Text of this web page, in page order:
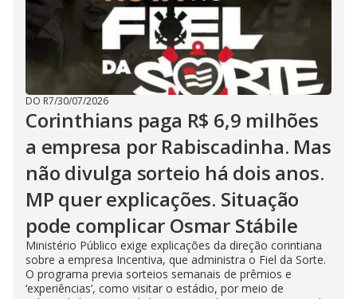
DO R7/30/07/2026
Corinthians paga R$ 6,9 milhões
a empresa por Rabiscadinha. Mas
não divulga sorteio há dois anos.
MP quer explicações. Situação
pode complicar Osmar Stábile
Ministério Público exige explicações da direção corintiana
sobre a empresa Incentiva, que administra o Fiel da Sorte.
O programa previa sorteios semanais de prêmios e
‘experiências’, como visitar o estádio, por meio de